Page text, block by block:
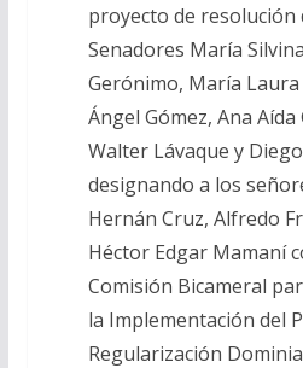
proyecto de resolución
Senadores María
Gerónimo, María
Ángel Gómez, Ana
Walter Lávaque y
designando a los
Hernán Cruz, Alfredo
Héctor Edgar Mamaní
Comisión Bicameral
la Implementación del
Regularización